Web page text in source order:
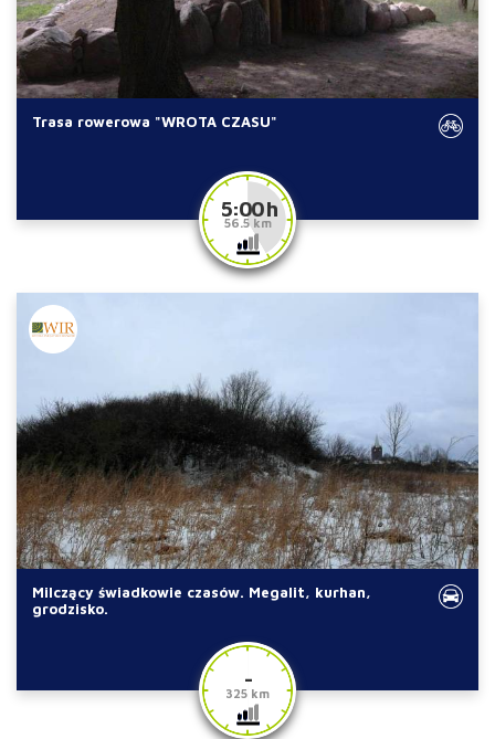
Trasa rowerowa "WROTA CZASU"
5:00 h
56.5 km
Milczący świadkowie czasów. Megalit, kurhan,
grodzisko.
-
325 km